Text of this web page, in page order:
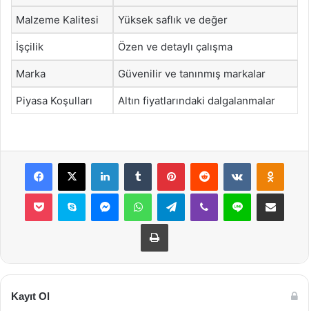
Malzeme Kalitesi Yüksek saflık ve değer
İşçilik Özen ve detaylı çalışma
Marka Güvenilir ve tanınmış markalar
Piyasa Koşulları Altın fiyatlarındaki dalgalanmalar
Facebook
X LinkedInTumblr PinterestReddit VKontakte
Pocket Skype MessengerWhatsAppTelegramViber Line E-Posta ile
Yazdır
Kayıt Ol